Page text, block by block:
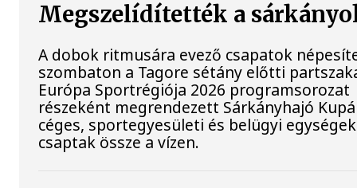
Megszelídítették a
A dobok ritmusára evező csapatok
szombaton a Tagore sétány előtti
Európa Sportrégiója 2026 programsorozat
részeként megrendezett Sárkányhajó
céges, sportegyesületi és belügyi egységek
csaptak össze a vízen.